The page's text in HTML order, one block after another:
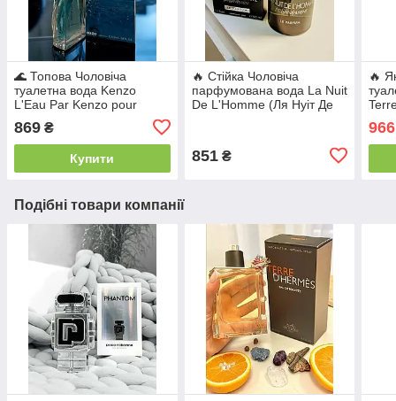
🌊 Топова Чоловіча
туалетна вода Kenzo
L'Eau Par Kenzo pour
Кензо Пур Хом) 100 мл
Свіжий цитрусовий аромат
869 ₴
Купити
🔥 Стійка Чоловіча
парфумована вода La Nuit
De L'Homme (Ля Нуіт Де
851₴
🔥
Подібні товари компанії